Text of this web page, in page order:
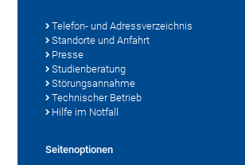
Telefon- und Adressverzeichnis
Standorte und Anfahrt
Presse
Studienberatung
Störungsannahme
Technischer Betrieb
Hilfe im Notfall
Seitenoptionen